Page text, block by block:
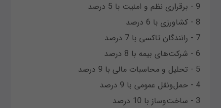
9 - برقراری نظم و امنیت با 5 درصد
8 - کشاورزی با 6 درصد
7 - رانندگان تاکسی با 7 درصد
6 - شرکت‌های بیمه با 8 درصد
5 - تحلیل‌ و محاسبات مالی با 9 درصد
4 - حمل‌ونقل عمومی با 9 درصد
3 - ساخت‌وساز با 10 درصد